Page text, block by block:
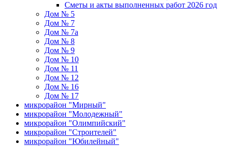
Сметы и акты выполненных работ 2026 год
Дом № 5
Дом № 7
Дом № 7а
Дом № 8
Дом № 9
Дом № 10
Дом № 11
Дом № 12
Дом № 16
Дом № 17
микрорайон "Мирный"
микрорайон "Молодежный"
микрорайон "Олимпийский"
микрорайон "Строителей"
микрорайон "Юбилейный"